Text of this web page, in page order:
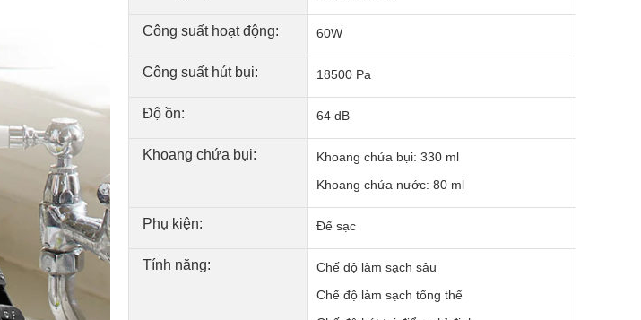
Công suất hoạt động: 60W
Công suất hút bụi: 18500 Pa
Độ ồn: 64 dB
Khoang chứa bụi:
Khoang chứa bụi: 330 ml
Khoang chứa nước: 80 ml
Phụ kiện: Đế sạc
Tính năng:
Chế độ làm sạch sâu
Chế độ làm sạch tổng thể